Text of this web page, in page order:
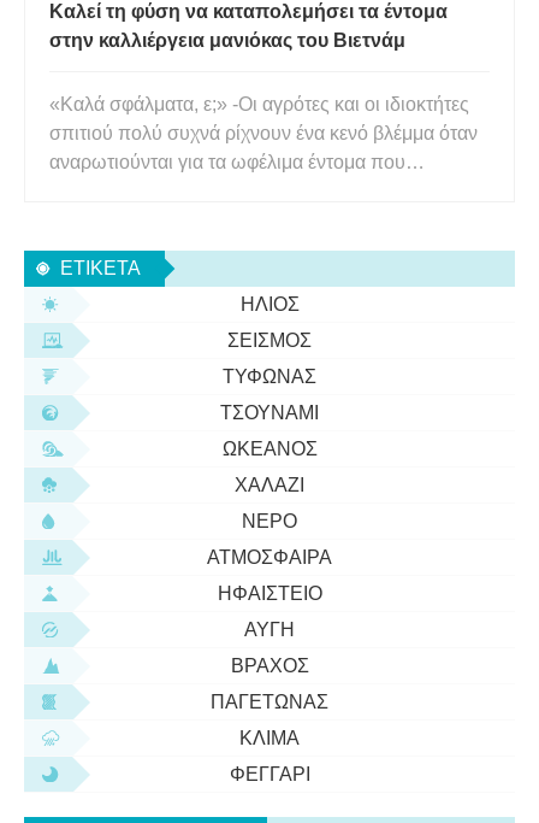
Καλεί τη φύση να καταπολεμήσει τα έντομα
στην καλλιέργεια μανιόκας του Βιετνάμ
«Καλά σφάλματα, ε;» -Οι αγρότες και οι ιδιοκτήτες
σπιτιού πολύ συχνά ρίχνουν ένα κενό βλέμμα όταν
αναρωτιούνται για τα ωφέλιμα έντομα που
έντομα αφθονούν στα φυσικά και γεωργικά
οικοσυστήματα σε όλο τον κό
ΕΤΙΚΈΤΑ
ΉΛΙΟΣ
ΣΕΙΣΜΌΣ
ΤΥΦΏΝΑΣ
ΤΣΟΥΝΆΜΙ
ΩΚΕΑΝΌΣ
ΧΑΛΆΖΙ
ΝΕΡΌ
ΑΤΜΌΣΦΑΙΡΑ
ΗΦΑΊΣΤΕΙΟ
ΑΥΓΉ
ΒΡΆΧΟΣ
ΠΑΓΕΤΏΝΑΣ
ΚΛΊΜΑ
ΦΕΓΓΆΡΙ